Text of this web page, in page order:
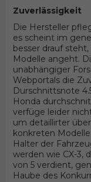
Zuverlässigkeit
Die Hersteller
es scheint im
besser drauf
Modelle angeht.
unabhängiger
Webportals die
Durschnittsnote
Honda
verfüge leider
um detaillirter
konkreten
Halter der
werden wie CX-3,
von 5 verdient,
Haube des